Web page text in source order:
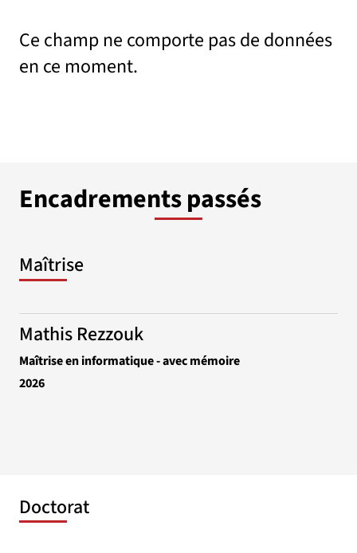
Encadrements passés
Maîtrise
Mathis Rezzouk
Maîtrise en informatique - avec mémoire
2026
Doctorat
Ce champ ne comporte pas de données
en ce moment.